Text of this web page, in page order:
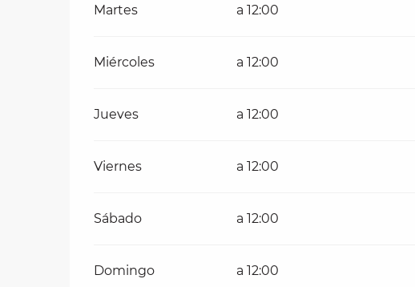
Martes a 12:00
Miércoles a 12:00
Jueves a 12:00
Viernes a 12:00
Sábado a 12:00
Domingo a 12:00